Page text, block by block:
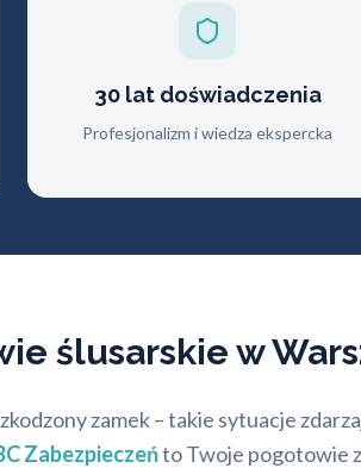
30 lat doświadczenia
Profesjonalizm i wiedza ekspercka
ślusarskie w
zamek – takie sytuacje
Zabezpieczeńto Twoje pogotowie